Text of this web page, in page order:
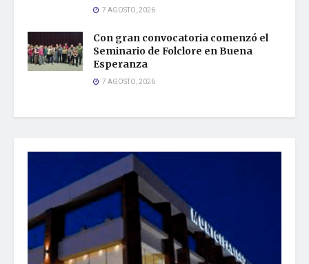
7 AGOSTO, 2026
Con gran convocatoria comenzó el
Seminario de Folclore en Buena
Esperanza
7 AGOSTO, 2026